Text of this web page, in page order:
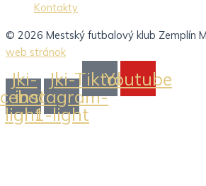
Kontakty
© 2026 Mestský futbalový klub Zemplín
web stránok
Jki-
light
Jki-
instagram-
1-light
TiktokYoutube